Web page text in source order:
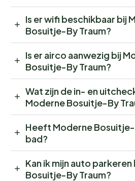
Is er wifi beschikbaar bij
Bosuitje-By Traum?
Is er airco aanwezig bij
Bosuitje-By Traum?
Wat zijn de in- en
Moderne Bosuitje-By
Heeft Moderne Bosuitje-
bad?
Kan ik mijn auto
Bosuitje-By Traum?